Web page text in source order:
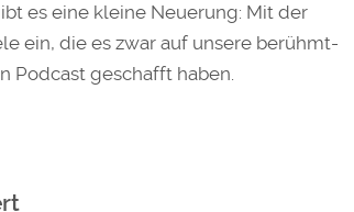
es eine kleine Neuerung: Mit der
ein, die es zwar auf unsere berühmt-
Podcast geschafft haben.